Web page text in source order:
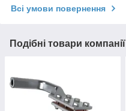
Всі умови повернення
Подібні товари компанії